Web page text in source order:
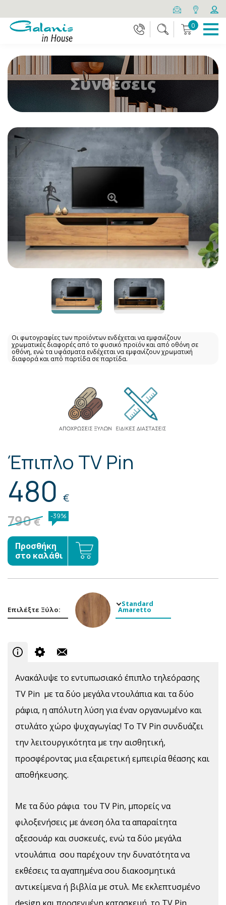
0
Συνθέσεις
Οι φωτογραφίες των προϊόντων ενδέχεται να εμφανίζουν
χρωματικές διαφορές από το φυσικό προϊόν και από οθόνη σε
οθόνη, ενώ τα υφάσματα ενδέχεται να εμφανίζουν χρωματική
διαφορά και από παρτίδα σε παρτίδα.
Έπιπλο TV Pin
480 €
790€ -39%
Προσθήκη
στο καλάθι
Επιλέξτε Ξύλο:
Standard
Amaretto
Ανακάλυψε το εντυπωσιακό έπιπλο τηλεόρασης
TV Pin με τα δύο μεγάλα ντουλάπια και τα δύο
ράφια, η απόλυτη λύση για έναν οργανωμένο και
στυλάτο χώρο ψυχαγωγίας! Το TV Pin συνδυάζει
την λειτουργικότητα με την αισθητική,
προσφέροντας μια εξαιρετική εμπειρία θέασης και
αποθήκευσης.
Με τα δύο ράφια του TV Pin, μπορείς να
φιλοξενήσεις με άνεση όλα τα απαραίτητα
αξεσουάρ και συσκευές, ενώ τα δύο μεγάλα
ντουλάπια σου παρέχουν την δυνατότητα να
εκθέσεις τα αγαπημένα σου διακοσμητικά
αντικείμενα ή βιβλία με στυλ. Με εκλεπτυσμένο